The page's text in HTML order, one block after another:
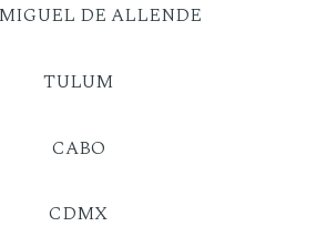
DE ALLENDE
TULUM
CABO
CDMX